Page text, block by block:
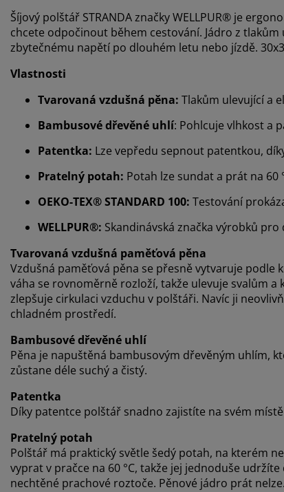
Šíjový polštář STRANDA značky WELLPUR® je
chcete odpočinout během cestování. Jádro z
zbytečnému napětí po dlouhém letu nebo jízdě.
Vlastnosti
Tvarovaná vzdušná pěna: Tlakům ulevující a
Bambusové dřevěné uhlí: Pohlcuje vlhkost a
Patentka: Lze vepředu sepnout patentkou,
Pratelný potah: Potah lze sundat a prát na 60
OEKO-TEX® STANDARD 100: Testování
WELLPUR®: Skandinávská značka výrobků
Tvarovaná vzdušná paměťová pěna
Vzdušná paměťová pěna se přesně vytvaruje
váha se rovnoměrně rozloží, takže ulevuje svalům
zlepšuje cirkulaci vzduchu v polštáři. Navíc ji
chladném prostředí.
Bambusové dřevěné uhlí
Pěna je napuštěná bambusovým dřevěným uhlím,
zůstane déle suchý a čistý.
Patentka
Díky patentce polštář snadno zajistíte na svém
Pratelný potah
Polštář má praktický světle šedý potah, na kterém
vyprat v pračce na 60 °C, takže jej jednoduše
nechtěné prachové roztoče. Pěnové jádro prát nelze.